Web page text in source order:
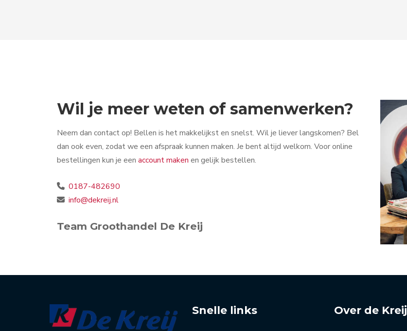
Wil je meer weten of samenwerken?
Neem dan contact op! Bellen is het makkelijkst en snelst. Wil je liever langskomen? Bel
dan ook even, zodat we een afspraak kunnen maken. Je bent altijd welkom. Voor online
bestellingen kun je een account maken en gelijk bestellen.
0187-482690
info@dekreij.nl
Team Groothandel De Kreij
Snelle links Over de Kreij